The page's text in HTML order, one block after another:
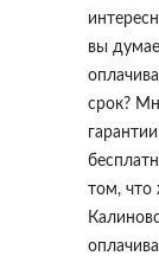
вы
срок?
том, что